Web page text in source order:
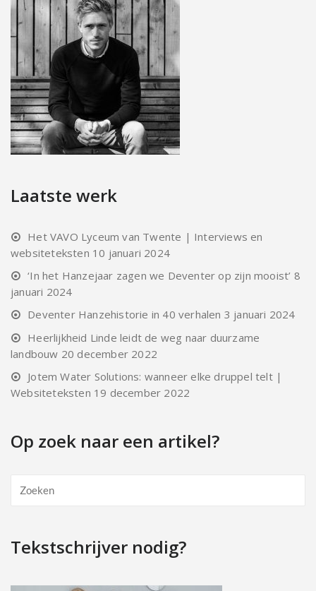
Laatste werk
Het VAVO Lyceum van Twente | Interviews en
websiteteksten 10 januari 2024
‘In het Hanzejaar zagen we Deventer op zijn mooist’ 8
januari 2024
Deventer Hanzehistorie in 40 verhalen 3 januari 2024
Heerlijkheid Linde leidt de weg naar duurzame
landbouw 20 december 2022
Jotem Water Solutions: wanneer elke druppel telt |
Websiteteksten 19 december 2022
Op zoek naar een artikel?
Tekstschrijver nodig?